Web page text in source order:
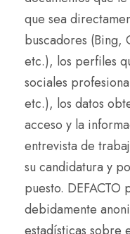
que sea
buscadores (Bing,
etc.), los perfiles
sociales
etc.), los datos
acceso y la
entrevista de
su candidatura y
puesto. DEFACTO
debidamente